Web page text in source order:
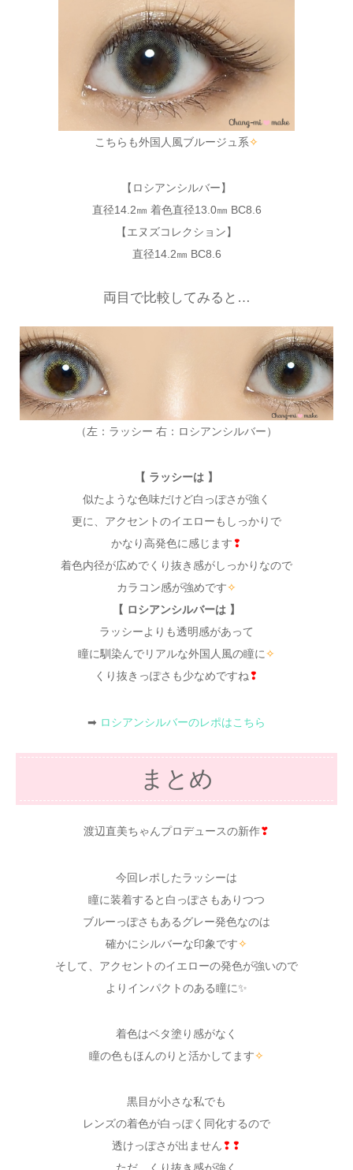
こちらも外国人風ブルージュ系✧
【ロシアンシルバー】
直径14.2㎜ 着色直径13.0㎜ BC8.6
【エヌズコレクション】
直径14.2㎜ BC8.6
両目で比較してみると…
（左：ラッシー 右：ロシアンシルバー）
【 ラッシーは 】
似たような色味だけど白っぽさが強く
更に、アクセントのイエローもしっかりで
かなり高発色に感じます❢
着色内径が広めでくり抜き感がしっかりなので
カラコン感が強めです✧
【 ロシアンシルバーは 】
ラッシーよりも透明感があって
瞳に馴染んでリアルな外国人風の瞳に✧
くり抜きっぽさも少なめですね❢
➡ ロシアンシルバーのレポはこちら
まとめ
渡辺直美ちゃんプロデュースの新作❣
今回レポしたラッシーは
瞳に装着すると白っぽさもありつつ
ブルーっぽさもあるグレー発色なのは
確かにシルバーな印象です✧
そして、アクセントのイエローの発色が強いので
よりインパクトのある瞳に✨
着色はベタ塗り感がなく
瞳の色もほんのりと活かしてます✧
黒目が小さな私でも
レンズの着色が白っぽく同化するので
透けっぽさが出ません❢❢